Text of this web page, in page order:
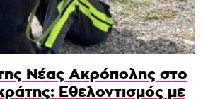
Νέας Ακρόπολης στο
Εθελοντισμός με